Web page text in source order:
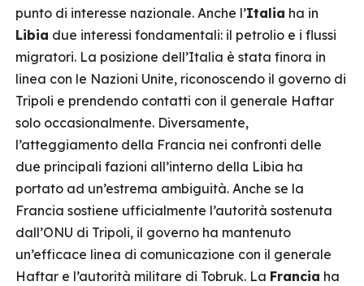
punto di interesse nazionale. Anche l’Italia ha in
Libia due interessi fondamentali: il petrolio e i flussi
migratori. La posizione dell’Italia è stata finora in
linea con le Nazioni Unite, riconoscendo il governo di
Tripoli e prendendo contatti con il generale Haftar
solo occasionalmente. Diversamente,
l’atteggiamento della Francia nei confronti delle
due principali fazioni all’interno della Libia ha
portato ad un’estrema ambiguità. Anche se la
Francia sostiene ufficialmente l’autorità sostenuta
dall’ONU di Tripoli, il governo ha mantenuto
un’efficace linea di comunicazione con il generale
Haftar e l’autorità militare di Tobruk. La Francia ha